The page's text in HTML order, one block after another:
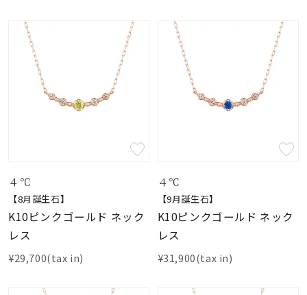
４℃
【8月誕生石】
K10ピンクゴールド ネック
レス
¥29,700(tax in)
４℃
【9月誕生石】
K10ピンクゴールド ネック
レス
¥31,900(tax in)